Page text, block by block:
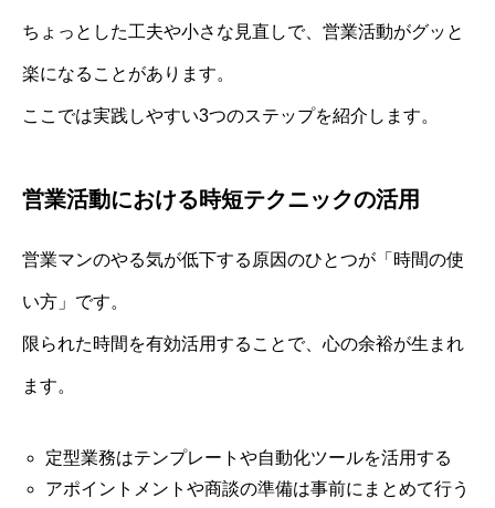
ちょっとした工夫や小さな見直しで、営業活動がグッと
楽になることがあります。
ここでは実践しやすい3つのステップを紹介します。
営業活動における時短テクニックの活用
営業マンのやる気が低下する原因のひとつが「時間の使
い方」です。
限られた時間を有効活用することで、心の余裕が生まれ
ます。
定型業務はテンプレートや自動化ツールを活用する
アポイントメントや商談の準備は事前にまとめて行う